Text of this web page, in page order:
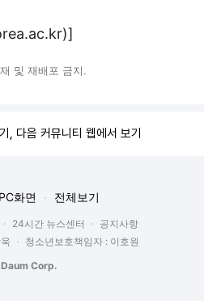
및 재배포 금지.
, 다음 커뮤니티 웹에서 보기
PC화면 전체보기
24시간 뉴스센터
공지사항
청소년보호책임자 : 이호원
Corp.